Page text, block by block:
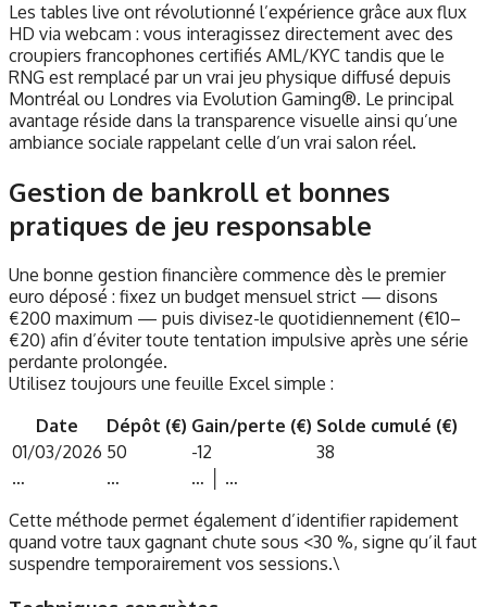
Les tables live ont révolutionné l’expérience grâce aux flux
HD via webcam : vous interagissez directement avec des
croupiers francophones certifiés AML/KYC tandis que le
RNG est remplacé par un vrai jeu physique diffusé depuis
Montréal ou Londres via Evolution Gaming®. Le principal
avantage réside dans la transparence visuelle ainsi qu’une
ambiance sociale rappelant celle d’un vrai salon réel.
Gestion de bankroll et bonnes
pratiques de jeu responsable
Une bonne gestion financière commence dès le premier
euro déposé : fixez un budget mensuel strict — disons
€200 maximum — puis divisez-le quotidiennement (€10–
€20) afin d’éviter toute tentation impulsive après une série
perdante prolongée.
Utilisez toujours une feuille Excel simple :
Date
Dépôt (€) Gain/perte (€) Solde cumulé (€)
01/03/2026 50 -12
38
…
…
… │ …
Cette méthode permet également d’identifier rapidement
quand votre taux gagnant chute sous <30 %, signe qu’il faut
suspendre temporairement vos sessions.\